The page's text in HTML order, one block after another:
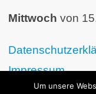
Mittwoch von
Impressum
Um unsere